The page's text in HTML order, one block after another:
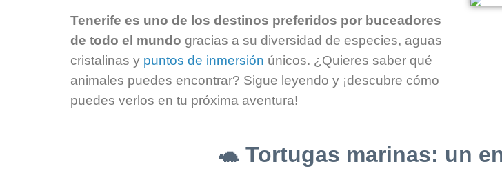
Tenerife es uno de los destinos preferidos por buceadores
de todo el mundo gracias a su diversidad de especies, aguas
cristalinas y puntos de inmersión únicos. ¿Quieres saber qué
animales puedes encontrar? Sigue leyendo y ¡descubre cómo
puedes verlos en tu próxima aventura!
🐢 Tortugas marinas: un